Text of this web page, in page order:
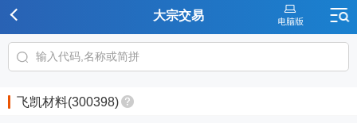
大宗交易
飞凯材料(300398)